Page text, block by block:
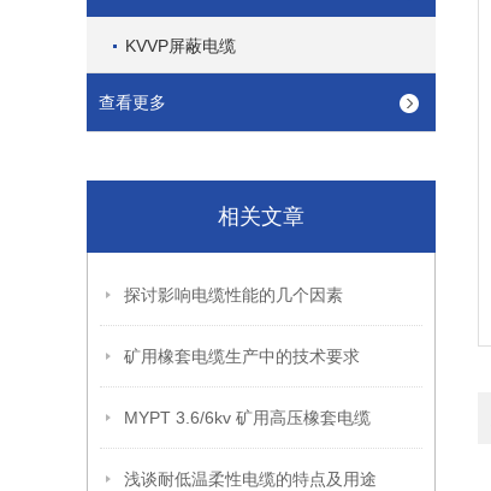
KVVP屏蔽电缆
查看更多
相关文章
探讨影响电缆性能的几个因素
矿用橡套电缆生产中的技术要求
MYPT 3.6/6kv 矿用高压橡套电缆
浅谈耐低温柔性电缆的特点及用途